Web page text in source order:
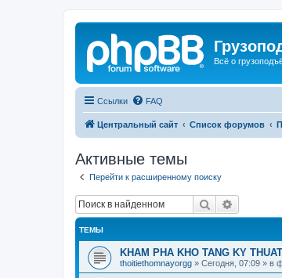
Всё о
Ссылки FAQ
Центральный сайт Список форумов
Активные темы
Перейти к расширенному поиску
Поиск
ТЕМЫ
KHAM PHA KHO TANG KY
thoitiethomnayorgg » Сегодня, 07:09 » в